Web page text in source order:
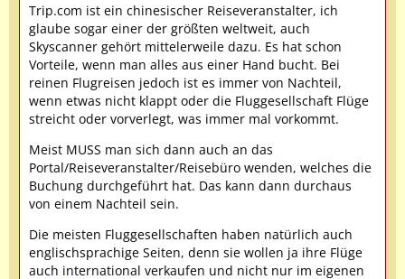
Trip.com ist ein chinesischer Reiseveranstalter, ich
glaube sogar einer der größten weltweit, auch
Skyscanner gehört mittelerweile dazu. Es hat schon
Vorteile, wenn man alles aus einer Hand bucht. Bei
reinen Flugreisen jedoch ist es immer von Nachteil,
wenn etwas nicht klappt oder die Fluggesellschaft Flüge
streicht oder vorverlegt, was immer mal vorkommt.
Meist MUSS man sich dann auch an das
Portal/Reiseveranstalter/Reisebüro wenden, welches die
Buchung durchgeführt hat. Das kann dann durchaus
von einem Nachteil sein.
Die meisten Fluggesellschaften haben natürlich auch
englischsprachige Seiten, denn sie wollen ja ihre Flüge
auch international verkaufen und nicht nur im eigenen